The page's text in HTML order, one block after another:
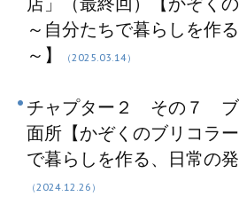
～自分たちで暮らしを作
～】
（2025.03.14）
チャプター２ その７ ブ
面所【かぞくのブリコラ
で暮らしを作る、日常の発
（2024.12.26）